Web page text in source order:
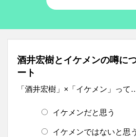
酒井宏樹とイケメンの噂に
ート
「酒井宏樹」×「イケメン」って
イケメンだと思う
イケメンではないと思う